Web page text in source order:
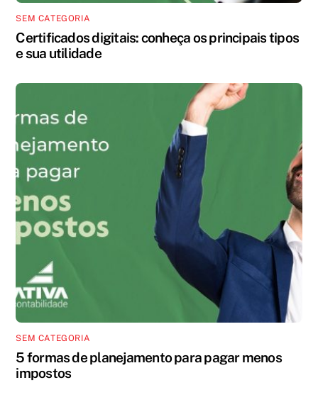
SEM CATEGORIA
Certificados digitais: conheça os principais tipos
e sua utilidade
SEM CATEGORIA
5 formas de planejamento para pagar menos
impostos